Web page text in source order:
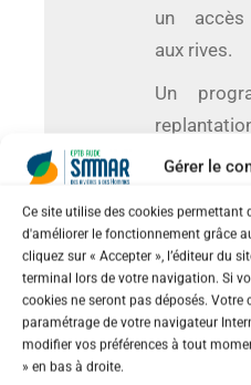
Gérer le
Ce site utilise des cookies permettant
d'améliorer le fonctionnement grâce
cliquez sur « Accepter », l’éditeur du
terminal lors de votre navigation. Si
cookies ne seront pas déposés. Votre
paramétrage de votre navigateur
modifier vos préférences à tout
» en bas à droite.
un
aux rives.
Un
chênes
plantés
chemin
tandis